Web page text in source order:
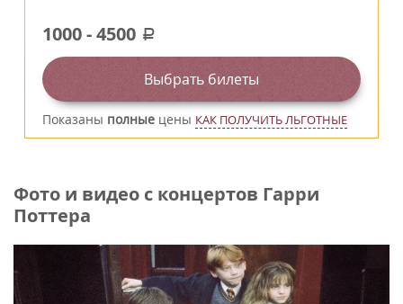
1000-4500 a
Выбрать билеты
Показаны полные цены КАК ПОЛУЧИТЬ ЛЬГОТНЫЕ
Фото и видео с концертов Гарри
Поттера